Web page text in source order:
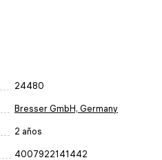
24480
Bresser GmbH, Germany
2 años
4007922141442